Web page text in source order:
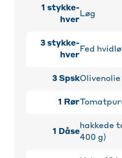
1 stykke-
hver
Løg
3 stykke-
hver
Fed
3 SpskOlivenolie
1 Rør
1 Dåse
hakkede
400 g)